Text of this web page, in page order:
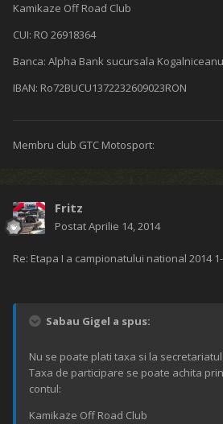
Kamikaze Off Road Club
CUI: RO 26918364
Banca: Alpha Bank sucursala Kogalniceanu
IBAN: Ro72BUCU1372232609023RON
Membru club GTC Motosport:
Fritz
PostatAprilie 14, 2014
Re: Etapa I a campionatului national 2014
Sabau Gigel a spus:
Nu se poate plati taxa si la
Taxa de participare se poate achita
contul:
Kamikaze Off Road Club